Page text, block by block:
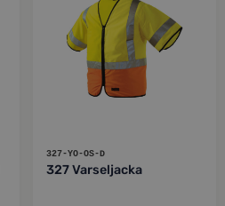
327-YO-OS-D
327 Varseljacka